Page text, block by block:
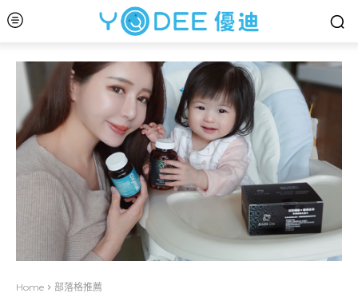
Home 部落格推薦